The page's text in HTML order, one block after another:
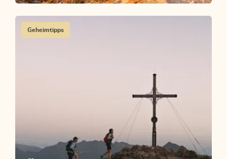
Geheimtipps